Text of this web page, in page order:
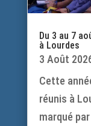
Du 3 au 7
à Lourdes
3 Août
Cette
réunis à
marqué